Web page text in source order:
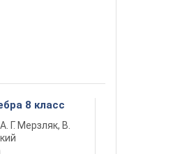
8 класс
А. Г. Мерзляк, В.